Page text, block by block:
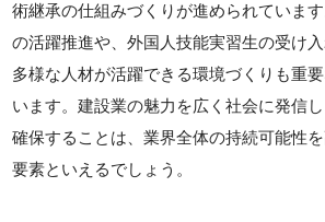
術継承の仕組みづくりが進められていま
の活躍推進や、外国人技能実習生の受け入
多様な人材が活躍できる環境づくりも重
います。建設業の魅力を広く社会に発信
確保することは、業界全体の持続可能性
要素といえるでしょう。